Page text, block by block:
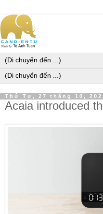
Thứ Tư, 27 tháng 10,
Acaia introduced